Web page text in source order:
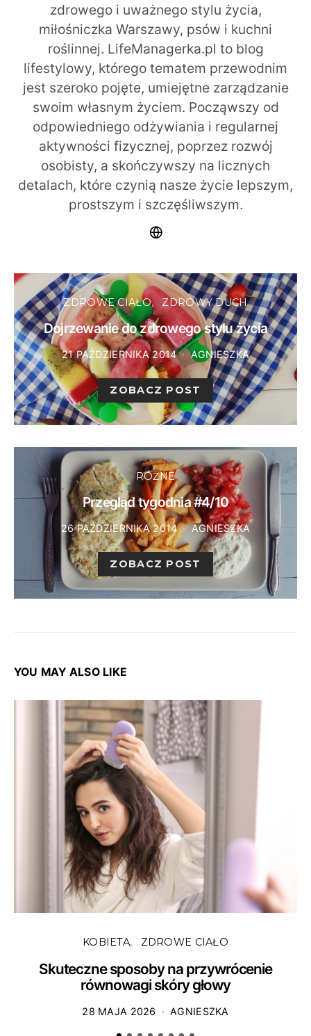
zdrowego i uważnego stylu życia,
miłośniczka Warszawy, psów i kuchni
roślinnej. LifeManagerka.pl to blog
lifestylowy, którego tematem przewodnim
jest szeroko pojęte, umiejętne zarządzanie
swoim własnym życiem. Począwszy od
odpowiedniego odżywiania i regularnej
aktywności fizycznej, poprzez rozwój
osobisty, a skończywszy na licznych
detalach, które czynią nasze życie lepszym,
prostszym i szczęśliwszym.
ZDROWE CIAŁO ZDROWY DUCH
Dojrzewanie do zdrowego stylu życia
21 PAŹDZIERNIKA 2014 AGNIESZKA
ZOBACZ POST
RÓŻNE
Przegląd tygodnia #4/10
26 PAŹDZIERNIKA 2014 AGNIESZKA
ZOBACZ POST
YOU MAY ALSO LIKE
KOBIETA ZDROWE CIAŁO
Skuteczne sposoby na przywrócenie
równowagi skóry głowy
28 MAJA 2026 AGNIESZKA